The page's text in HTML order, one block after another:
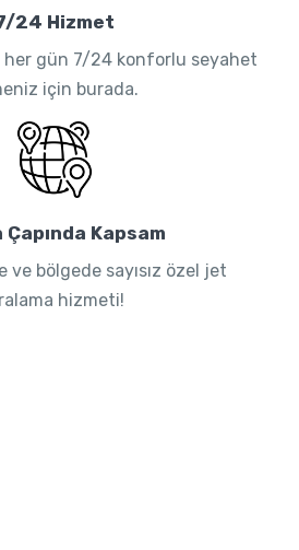
24 Hizmet
her gün 7/24 konforlu seyahet
için burada.
Çapında Kapsam
ve bölgede sayısız özel jet
hizmeti!